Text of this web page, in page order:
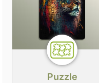
Puzzle